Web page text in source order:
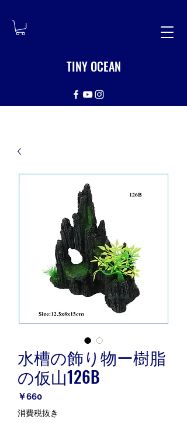
TINY OCEAN
水槽の飾り物ー樹脂
の仮山126B
￥660価
格
消費税抜き